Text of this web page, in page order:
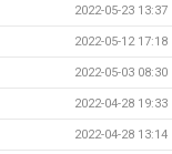
2022-05-23 13:37
2022-05-12 17:18
2022-05-03 08:30
2022-04-28 19:33
2022-04-28 13:14